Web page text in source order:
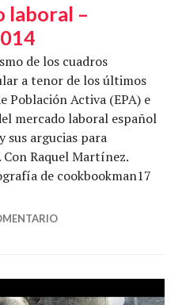
laboral –
de los cuadros
a tenor de los últimos
Población Activa (EPA) e
mercado laboral español
sus argucias para
Raquel Martínez.
de cookbookman17
laboral – Polinomia